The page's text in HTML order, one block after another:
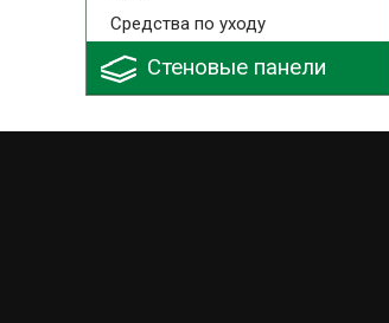
Средства по уходу
Стеновые панели